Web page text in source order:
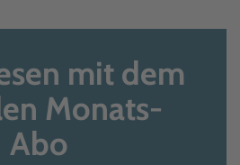
mit dem
Monats-
Abo